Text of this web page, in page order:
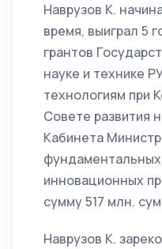
Наврузов К.
время, выиграл 5
грантов
науке и технике
технологиям при
Совете развития
Кабинета
инновационных
сумму 517 млн.
Наврузов К.